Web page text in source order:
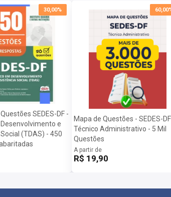
30,00%
SEDES-DF -
e
(TDAS) - 450
Mapa de Questões - SEDES-
Técnico Administrativo - 5 Mil
Questões
A partir de
R$ 19,90